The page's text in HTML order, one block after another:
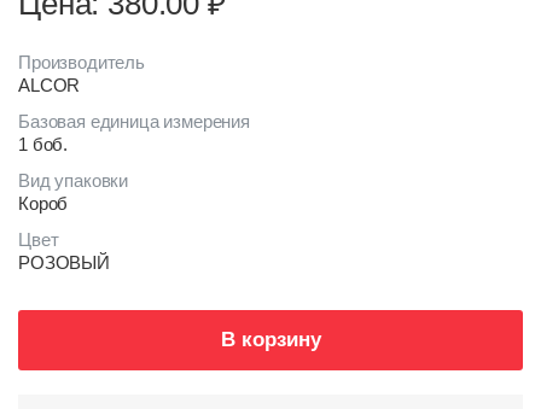
Производитель
ALCOR
Базовая единица измерения
1 боб.
Вид упаковки
Короб
Цвет
РОЗОВЫЙ
В корзину